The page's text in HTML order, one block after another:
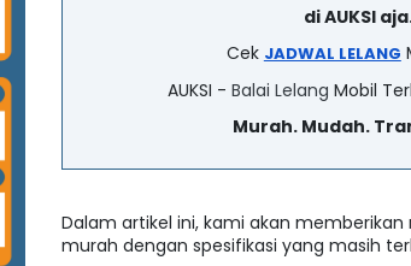
di AUKSI
Cek JADWAL LELANG
AUKSI -Balai Lelang Mobil
Murah. Mudah.
Dalam artikel ini, kami akan
murah dengan spesifikasi yang masih